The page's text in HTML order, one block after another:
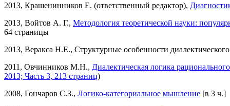
2013, Крашенинников Е. (ответственный редактор),
2013, Войтов А. Г., Методология теоретической науки:
64 страницы
2013, Веракса Н.Е., Структурные особенности
2011, Овчинников М.Н., Диалектическая логика
2013; Часть 3, 213 страниц)
2008, Гончаров С.З., Логико-категориальное мышление [в 3 ч.]